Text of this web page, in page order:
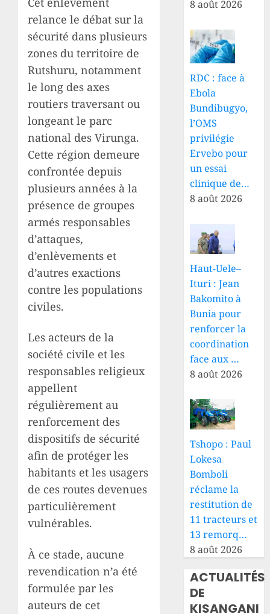
relance le débat sur la
sécurité dans plusieurs
zones du territoire de
Rutshuru, notamment
le long des axes
routiers traversant ou
longeant le parc
national des Virunga.
Cette région demeure
confrontée depuis
plusieurs années à la
présence de groupes
armés responsables
d’attaques,
d’enlèvements et
d’autres exactions
contre les populations
civiles.
Les acteurs de la
société civile et les
responsables religieux
appellent
régulièrement au
renforcement des
dispositifs de sécurité
afin de protéger les
habitants et les usagers
de ces routes devenues
particulièrement
vulnérables.
À ce stade, aucune
revendication n’a été
formulée par les
auteurs de cet
8 août 2026
RDC : face à
Ebola
Bundibugyo,
l’OMS
privilégie
Ervebo pour
un essai
clinique de…
8 août 2026
Haut-Uele–
Ituri : Jean
Bakomito à
Bunia pour
renforcer la
coordination
face aux …
8 août 2026
Tshopo : Paul
Lokesa
Bomboli
réclame la
restitution de
11 tracteurs et
13 remorq…
8 août 2026
ACTUALITÉS
DE
KISANGANI